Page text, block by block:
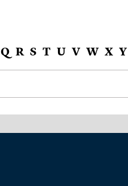
Q R S T U V W X Y